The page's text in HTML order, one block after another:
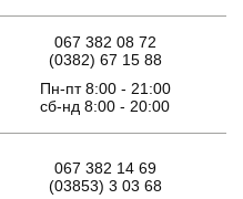
067 382 08 72
(0382) 67 15 88
Пн-пт 8:00 - 21:00
сб-нд 8:00 - 20:00
067 382 14 69
(03853) 3 03 68